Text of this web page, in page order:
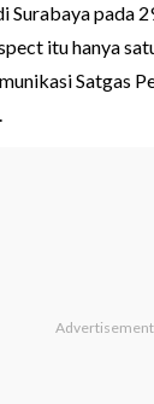
Surabaya pada
itu hanya
Satgas